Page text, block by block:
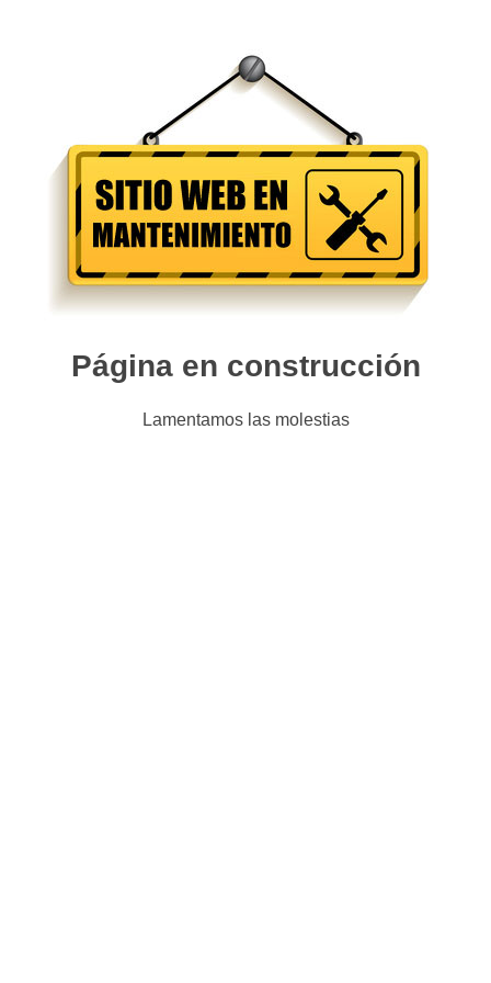
Página en construcción
Lamentamos las molestias